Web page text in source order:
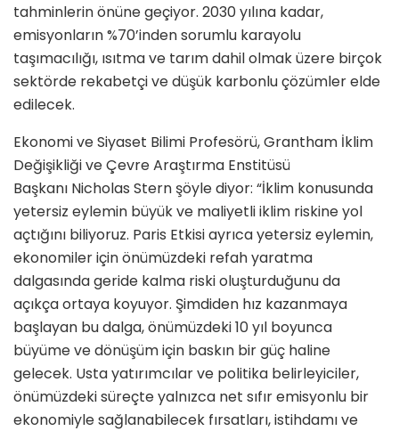
tahminlerin önüne geçiyor. 2030 yılına kadar,
emisyonların %70’inden sorumlu karayolu
taşımacılığı, ısıtma ve tarım dahil olmak üzere birçok
sektörde rekabetçi ve düşük karbonlu çözümler elde
edilecek.
Ekonomi ve Siyaset Bilimi Profesörü, Grantham İklim
Değişikliği ve Çevre Araştırma Enstitüsü
Başkanı Nicholas Stern şöyle diyor: “İklim konusunda
yetersiz eylemin büyük ve maliyetli iklim riskine yol
açtığını biliyoruz. Paris Etkisi ayrıca yetersiz eylemin,
ekonomiler için önümüzdeki refah yaratma
dalgasında geride kalma riski oluşturduğunu da
açıkça ortaya koyuyor. Şimdiden hız kazanmaya
başlayan bu dalga, önümüzdeki 10 yıl boyunca
büyüme ve dönüşüm için baskın bir güç haline
gelecek. Usta yatırımcılar ve politika belirleyiciler,
önümüzdeki süreçte yalnızca net sıfır emisyonlu bir
ekonomiyle sağlanabilecek fırsatları, istihdamı ve